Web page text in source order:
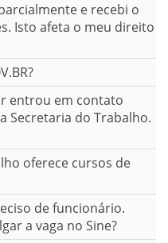
e recebi o
Isto afeta o meu direito
entrou em contato
Secretaria do Trabalho.
oferece cursos de
de funcionário.
a vaga no Sine?